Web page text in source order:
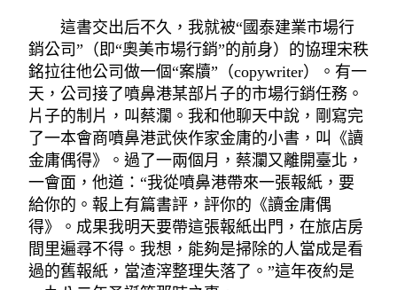
這書交出后不久，我就被“國泰建業市場行
銷公司”（即“奧美市場行銷”的前身）的協理宋秩
銘拉往他公司做一個“案牘”（copywriter）。有一
天，公司接了噴鼻港某部片子的市場行銷任務。
片子的制片，叫蔡瀾。我和他聊天中說，剛寫完
了一本會商噴鼻港武俠作家金庸的小書，叫《讀
金庸偶得》。過了一兩個月，蔡瀾又離開臺北，
一會面，他道：“我從噴鼻港帶來一張報紙，要
給你的。報上有篇書評，評你的《讀金庸偶
得》。成果我明天要帶這張報紙出門，在旅店房
間里遍尋不得。我想，能夠是掃除的人當成是看
過的舊報紙，當渣滓整理失落了。”這年夜約是